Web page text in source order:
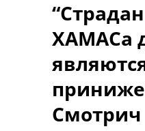
ХАМАСа
Смотрич